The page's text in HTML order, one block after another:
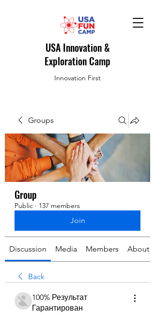
USA Innovation &
Exploration Camp
Innovation First
Groups
Group
Public · 137 members
Join
Discussion Media Members About
Back
100% Результат
Гарантирован